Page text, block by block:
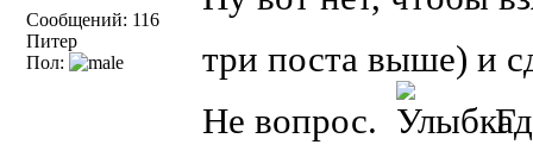
Сообщений: 116
Питер
Пол:
три поста выше) и
Не вопрос.